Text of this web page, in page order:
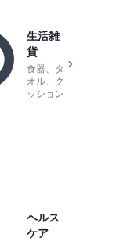
生活雑
貨
食器、タ
オル、ク
ッション
ヘルス
ケア